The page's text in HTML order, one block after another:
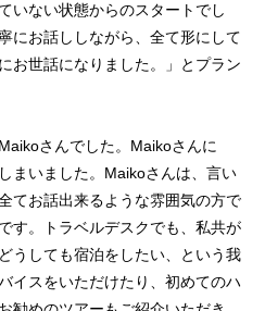
いない状態からのスタートでし
にお話ししながら、全て形にして
お世話になりました。」とプラン
さんでした。Maikoさんに
まいました。Maikoさんは、言い
てお話出来るような雰囲気の方で
す。トラベルデスクでも、私共が
うしても宿泊をしたい、という我
イスをいただけたり、初めてのハ